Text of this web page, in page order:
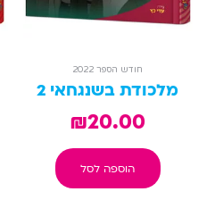
חודש הספר 2022
מלכודת בשנגחאי 2
₪20.00
הוספה לסל